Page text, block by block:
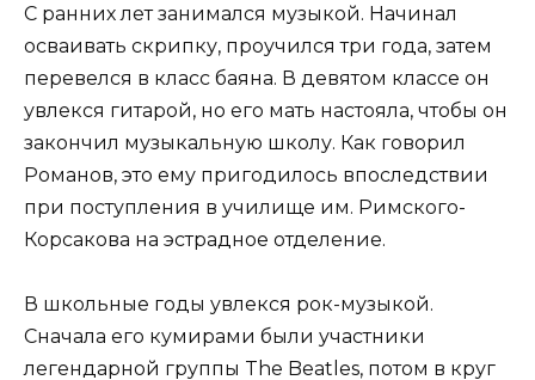
С ранних лет занимался музыкой. Начинал
осваивать скрипку, проучился три года, затем
перевелся в класс баяна. В девятом классе он
увлекся гитарой, но его мать настояла, чтобы он
закончил музыкальную школу. Как говорил
Романов, это ему пригодилось впоследствии
при поступления в училище им. Римского-
Корсакова на эстрадное отделение.
В школьные годы увлекся рок-музыкой.
Сначала его кумирами были участники
легендарной группы The Beatles, потом в круг